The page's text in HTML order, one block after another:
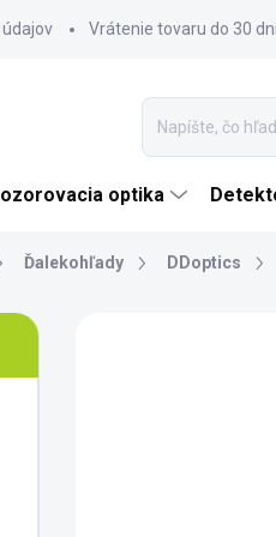
Vrátenie tovaru do 30
optika
Ďalekohľady DDoptics